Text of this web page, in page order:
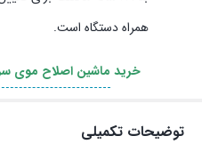
همراه دستگاه است.
خرید ماشین اصلاح موی سر
توضیحات تکمیلی